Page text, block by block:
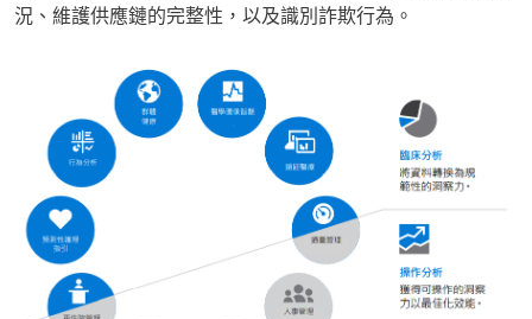
況、維護供應鏈的完整性，以及識別詐欺行為。